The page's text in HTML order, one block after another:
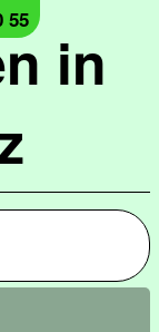
in
55